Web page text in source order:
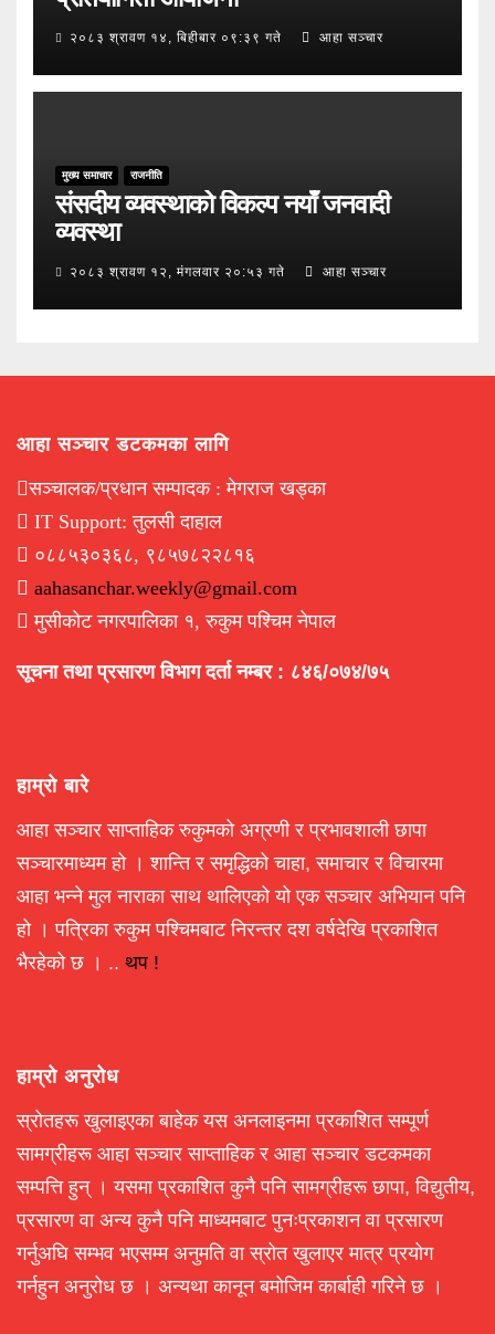
२०८३ श्रावण १४, बिहीबार ०९:३९ गते आहा सञ्चार
मुख्य समाचार राजनीति
संसदीय व्यवस्थाको विकल्प नयाँ जनवादी
व्यवस्था
२०८३ श्रावण १२, मंगलवार २०:५३ गते आहा सञ्चार
आहा सञ्चार डटकमका लागि
सञ्चालक/प्रधान सम्पादक : मेगराज खड्का
IT Support: तुलसी दाहाल
०८८५३०३६८, ९८५७८२२८१६
aahasanchar.weekly@gmail.com
मुसीकोट नगरपालिका १, रुकुम पश्चिम नेपाल
सूचना तथा प्रसारण विभाग दर्ता नम्बर : ८४६/०७४/७५
हाम्रो बारे
आहा सञ्चार साप्ताहिक रुकुमको अग्रणी र प्रभावशाली छापा
सञ्चारमाध्यम हो । शान्ति र समृद्धिको चाहा, समाचार र विचारमा
आहा भन्ने मुल नाराका साथ थालिएको यो एक सञ्चार अभियान पनि
हो । पत्रिका रुकुम पश्चिमबाट निरन्तर दश वर्षदेखि प्रकाशित
भैरहेको छ । .. थप !
हाम्रो अनुरोध
स्रोतहरू खुलाइएका बाहेक यस अनलाइनमा प्रकाशित सम्पूर्ण
सामग्रीहरू आहा सञ्चार साप्ताहिक र आहा सञ्चार डटकमका
सम्पत्ति हुन् । यसमा प्रकाशित कुनै पनि सामग्रीहरू छापा, विद्युतीय,
प्रसारण वा अन्य कुनै पनि माध्यमबाट पुनःप्रकाशन वा प्रसारण
गर्नुअघि सम्भव भएसम्म अनुमति वा स्रोत खुलाएर मात्र प्रयोग
गर्नहुन अनुरोध छ । अन्यथा कानून बमोजिम कार्बाही गरिने छ ।